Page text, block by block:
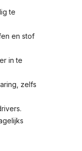
te
en stof
in te
zelfs